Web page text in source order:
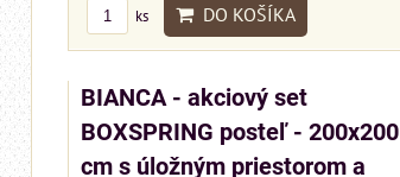
ks DO KOŠÍKA
BIANCA - akciový set
BOXSPRING posteľ - 200x200
cm s úložným priestorom a